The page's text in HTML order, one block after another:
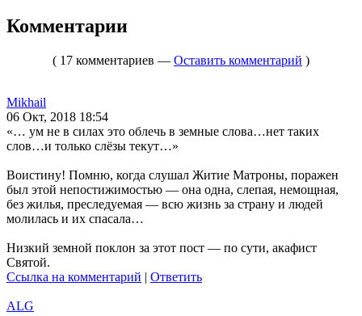
Комментарии
( 17 комментариев — Оставить комментарий )
Mikhail
06 Окт, 2018 18:54
«… ум не в силах это облечь в земные слова…нет таких
слов…и только слёзы текут…»
Воистину! Помню, когда слушал Житие Матроны, поражен
был этой непостижимостью — она одна, слепая, немощная,
без жилья, преследуемая — всю жизнь за страну и людей
молилась и их спасала…
Низкий земной поклон за этот пост — по сути, акафист
Святой.
Ссылка на комментарий | Ответить
ALG